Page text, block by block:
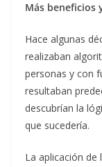
Más beneficios
Hace algunas
realizaban
personas y con
resultaban
descubrían la
que sucedería.
La aplicación